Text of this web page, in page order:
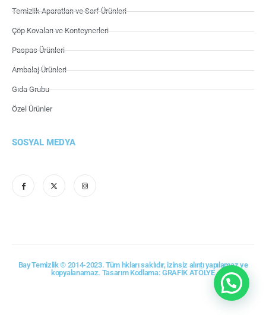
Temizlik Aparatları ve Sarf Ürünleri
Çöp Kovaları ve Konteynerleri
Paspas Ürünleri
Ambalaj Ürünleri
Gıda Grubu
Özel Ürünler
SOSYAL MEDYA
Bay Temizlik © 2014-2023. Tüm hkları saklıdır, izinsiz alıntı yapılamaz ve
kopyalanamaz. Tasarım Kodlama: GRAFİK ATÖLYE